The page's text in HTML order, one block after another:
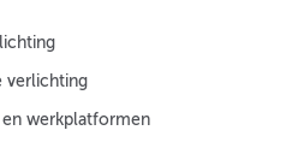
verlichting
werkplatformen